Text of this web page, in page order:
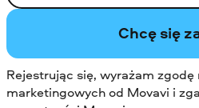
Chcę się
Rejestrując się, wyrażam
marketingowych od Movavi i